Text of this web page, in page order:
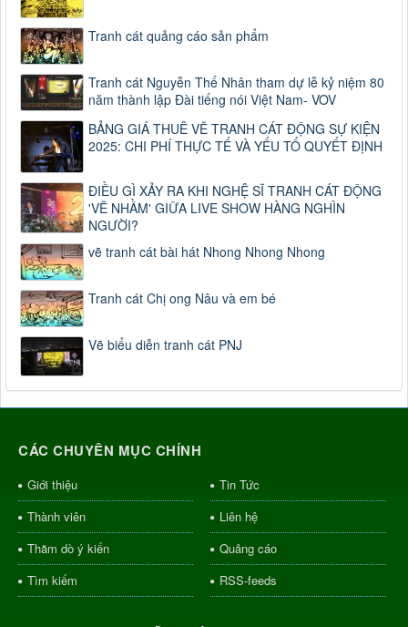
Tranh cát quảng cáo sản phẩm
Tranh cát Nguyễn Thế Nhân tham dự lễ kỷ niệm 80
năm thành lập Đài tiếng nói Việt Nam- VOV
BẢNG GIÁ THUÊ VẼ TRANH CÁT ĐỘNG SỰ KIỆN
2025: CHI PHÍ THỰC TẾ VÀ YẾU TỐ QUYẾT ĐỊNH
ĐIỀU GÌ XẢY RA KHI NGHỆ SĨ TRANH CÁT ĐỘNG
'VẼ NHẦM' GIỮA LIVE SHOW HÀNG NGHÌN
NGƯỜI?
vẽ tranh cát bài hát Nhong Nhong Nhong
Tranh cát Chị ong Nâu và em bé
Vẽ biểu diễn tranh cát PNJ
CÁC CHUYÊN MỤC CHÍNH
Giới thiệu
Tin Tức
Thành viên
Liên hệ
Thăm dò ý kiến
Quảng cáo
Tìm kiếm
RSS-feeds